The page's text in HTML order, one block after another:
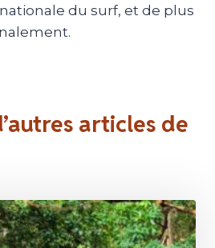
du surf, et de plus
articles de